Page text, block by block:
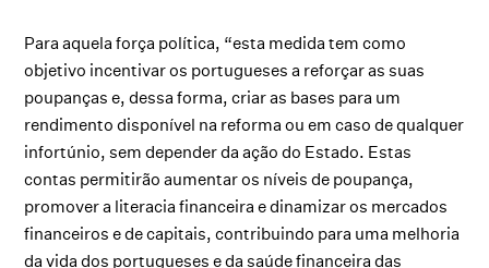
Para aquela força política, “esta medida tem como
objetivo incentivar os portugueses a reforçar as suas
poupanças e, dessa forma, criar as bases para um
rendimento disponível na reforma ou em caso de qualquer
infortúnio, sem depender da ação do Estado. Estas
contas permitirão aumentar os níveis de poupança,
promover a literacia financeira e dinamizar os mercados
financeiros e de capitais, contribuindo para uma melhoria
da vida dos portugueses e da saúde financeira das